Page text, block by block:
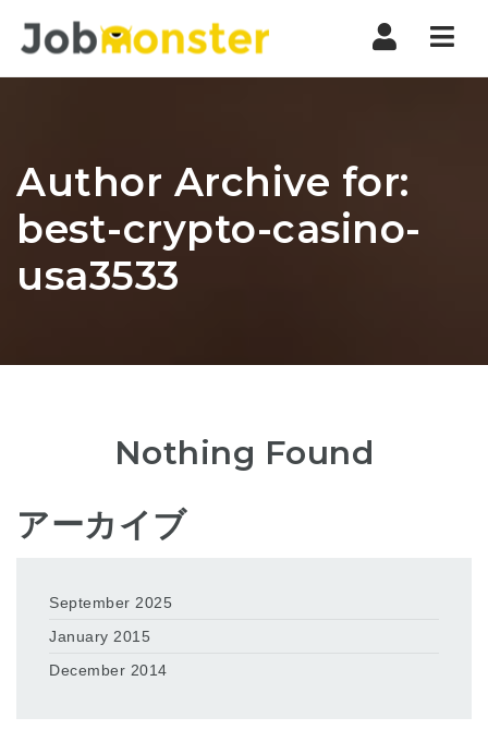
Author Archive for:
best-crypto-casino-
usa3533
Nothing Found
アーカイブ
September 2025
January 2015
December 2014